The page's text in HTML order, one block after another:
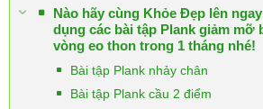
Nào hãy cùng Khỏe Đẹp lên
dụng các bài tập Plank giảm mỡ
vòng eo thon trong 1 tháng nhé!
Bài tập Plank nhảy chân
Bài tập Plank cầu 2 điểm